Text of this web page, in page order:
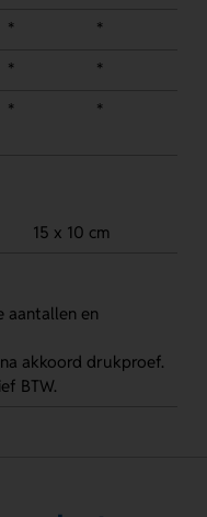
*
*
*
*
* *
15 x 10 cm
aantallen en
akkoord drukproef.
BTW.